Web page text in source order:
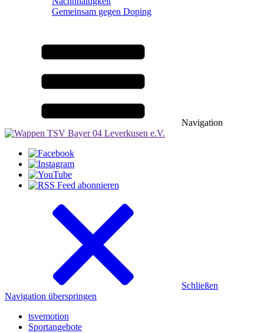
Gemeinsam gegen Doping
Navigation
Schließen
Navigation überspringen
tsvemotion
Sportangebote